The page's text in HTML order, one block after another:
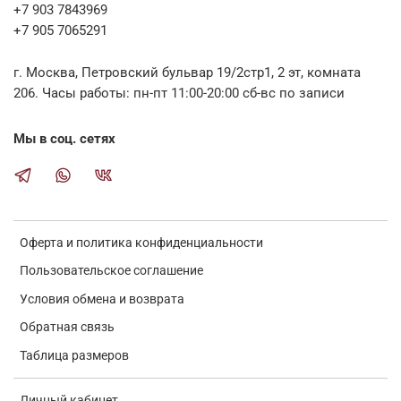
Оферта и политика конфиденциальности
Пользовательское соглашение
Условия обмена и возврата
Обратная связь
Таблица размеров
+7 903 7843969
+7 905 7065291
г. Москва, Петровский бульвар 19/2стр1, 2 эт, комната
206. Часы работы: пн-пт 11:00-20:00 сб-вс по записи
Мы в соц. сетях